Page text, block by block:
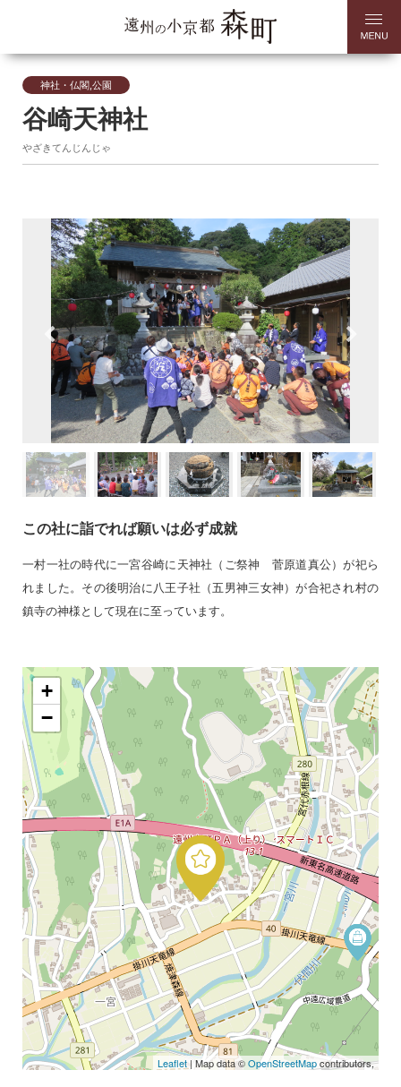
神社・仏閣,公園
谷崎天神社
やざきてんじんじゃ
この社に詣でれば願いは必ず成就
一村一社の時代に一宮谷崎に天神社（ご祭神 菅原道真公）が祀ら
れました。その後明治に八王子社（五男神三女神）が合祀され村の
鎮寺の神様として現在に至っています。
+
−
Leaflet | Map data ©OpenStreetMapcontributors,